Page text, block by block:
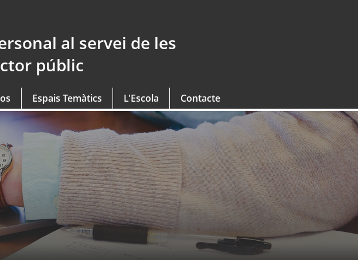
al servei de les
públic
Espais Temàtics L'Escola Contacte